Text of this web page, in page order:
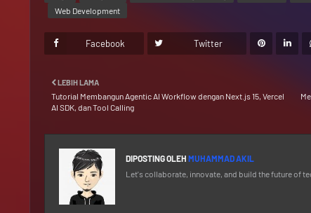
Web Development
Facebook Twitter
LEBIH LAMA
Tutorial Membangun Agentic AI Workflow dengan Next.js 15, Vercel
AI SDK, dan Tool Calling
DIPOSTING OLEH MUHAMMAD AKIL
Let's collaborate, innovate, and build the future of